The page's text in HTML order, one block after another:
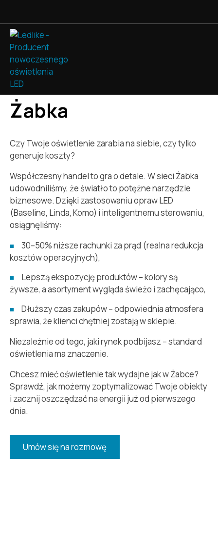
ProfiLight
Żabka
Czy Twoje oświetlenie zarabia na siebie, czy tylko
generuje koszty?
Współczesny handel to gra o detale. W sieci Żabka
udowodniliśmy, że światło to potężne narzędzie
biznesowe. Dzięki zastosowaniu opraw LED
(Baseline, Linda, Komo) i inteligentnemu sterowaniu,
osiągnęliśmy:
30–50% niższe rachunki za prąd (realna redukcja
kosztów operacyjnych),
Lepszą ekspozycję produktów – kolory są
żywsze, a asortyment wygląda świeżo i zachęcająco,
Dłuższy czas zakupów – odpowiednia atmosfera
sprawia, że klienci chętniej zostają w sklepie.
Niezależnie od tego, jaki rynek podbijasz – standard
oświetlenia ma znaczenie.
Chcesz mieć oświetlenie tak wydajne jak w Żabce?
Sprawdź, jak możemy zoptymalizować Twoje obiekty
i zacznij oszczędzać na energii już od pierwszego
dnia.
Umów się na rozmowę